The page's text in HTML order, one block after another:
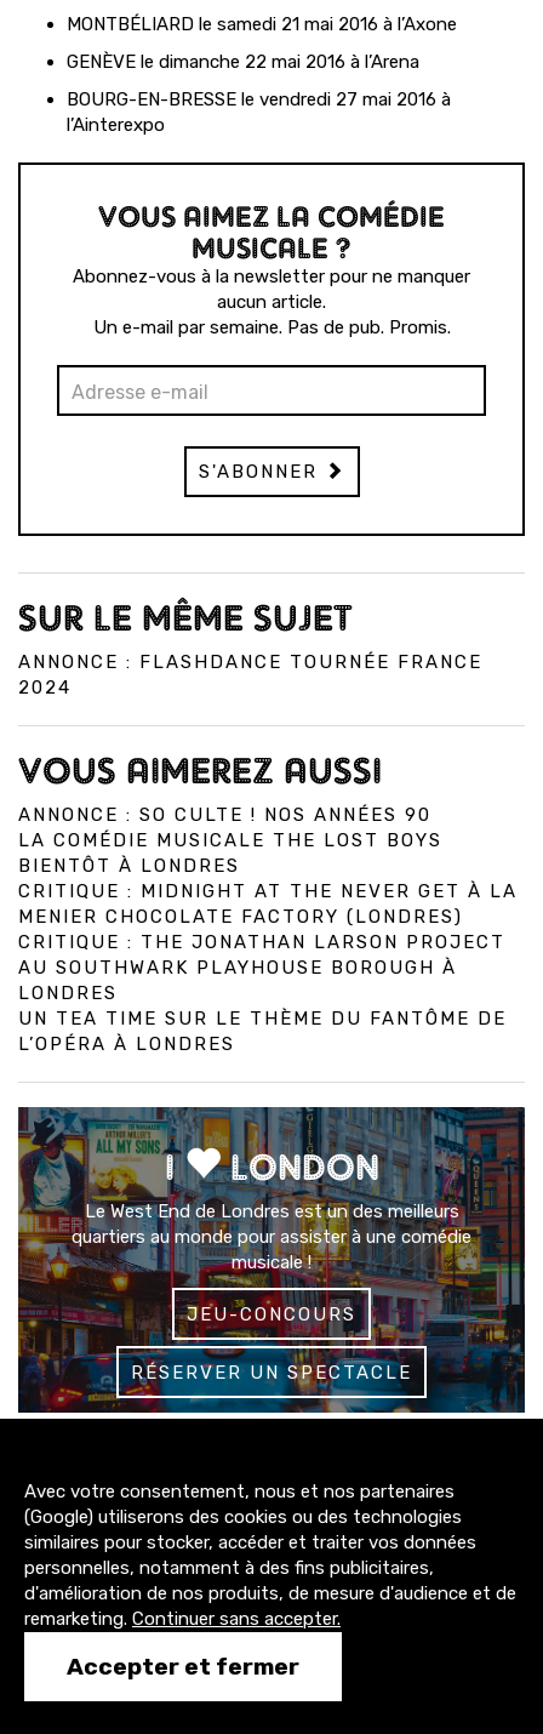
MONTBÉLIARD le samedi 21 mai 2016 à l’Axone
GENÈVE le dimanche 22 mai 2016 à l’Arena
BOURG-EN-BRESSE le vendredi 27 mai 2016 à
l’Ainterexpo
VOUS AIMEZ LA COMÉDIE
MUSICALE ?
Abonnez-vous à la newsletter pour ne manquer
aucun article.
Un e-mail par semaine. Pas de pub. Promis.
S'ABONNER
SUR LE MÊME SUJET
ANNONCE : FLASHDANCE TOURNÉE FRANCE
2024
VOUS AIMEREZ AUSSI
ANNONCE : SO CULTE ! NOS ANNÉES 90
LA COMÉDIE MUSICALE THE LOST BOYS
BIENTÔT À LONDRES
CRITIQUE : MIDNIGHT AT THE NEVER GET À LA
MENIER CHOCOLATE FACTORY (LONDRES)
CRITIQUE : THE JONATHAN LARSON PROJECT
AU SOUTHWARK PLAYHOUSE BOROUGH À
LONDRES
UN TEA TIME SUR LE THÈME DU FANTÔME DE
L’OPÉRA À LONDRES
I LONDON
Le West End de Londres est un des meilleurs
quartiers au monde pour assister à une comédie
musicale !
JEU-CONCOURS
RÉSERVER UN SPECTACLE
3200+
abonnés
4300+
abonnés
1500+
abonnés
Avec votre consentement, nous et nos partenaires
(Google) utiliserons des cookies ou des technologies
similaires pour stocker, accéder et traiter vos données
personnelles, notamment à des fins publicitaires,
d'amélioration de nos produits, de mesure d'audience et de
remarketing. Continuer sans accepter.
Accepter et fermer